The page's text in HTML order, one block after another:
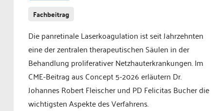
Fachbeitrag
Die panretinale Laserkoagulation ist seit Jahrzehnten
eine der zentralen therapeutischen Säulen in der
Behandlung proliferativer Netzhauterkrankungen. Im
CME-Beitrag aus Concept 5-2026 erläutern Dr.
Johannes Robert Fleischer und PD Felicitas Bucher die
wichtigsten Aspekte des Verfahrens.